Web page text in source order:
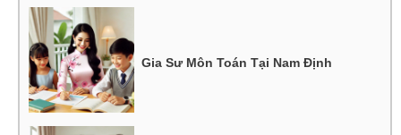
Gia Sư Môn Toán Tại Nam Định